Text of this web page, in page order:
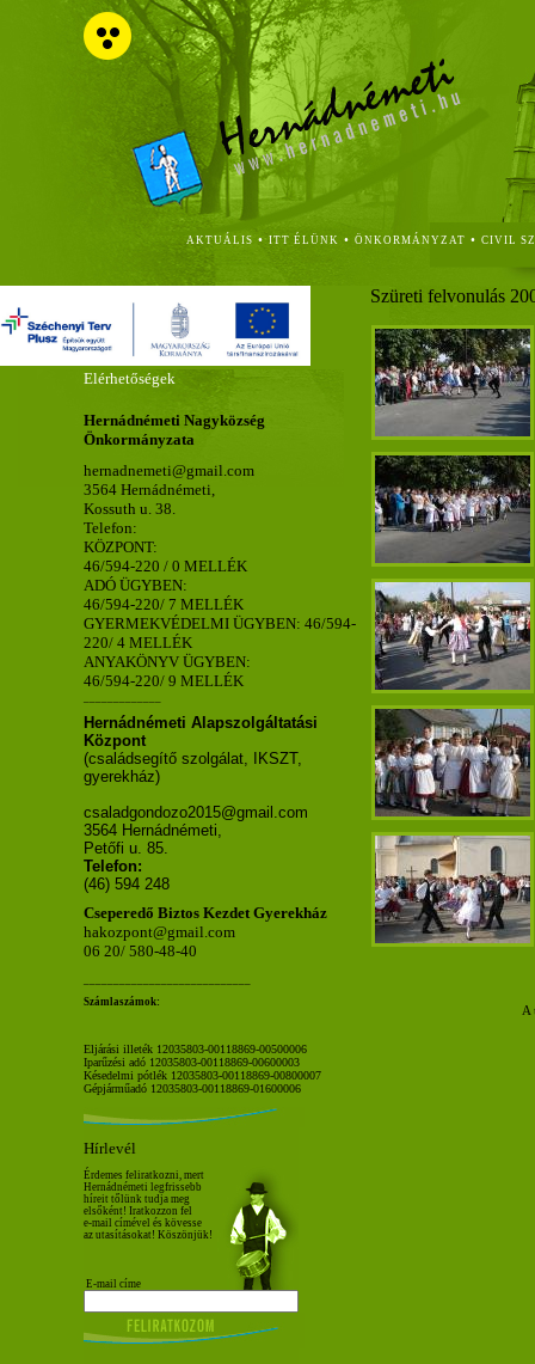
AKTUÁLIS • ITT ÉLÜNK • ÖNKORMÁNYZAT • CIVIL
Elérhetőségek
Hernádnémeti Nagyközség
Önkormányzata
hernadnemeti@gmail.com
3564 Hernádnémeti,
Kossuth u. 38.
Telefon:
KÖZPONT:
46/594-220 / 0 MELLÉK
ADÓ ÜGYBEN:
46/594-220/ 7 MELLÉK
GYERMEKVÉDELMI ÜGYBEN: 46/594-
220/ 4 MELLÉK
ANYAKÖNYV ÜGYBEN:
46/594-220/ 9 MELLÉK
Hernádnémeti Alapszolgáltatási
Központ
(családsegítő szolgálat, IKSZT,
gyerekház)
csaladgondozo2015@gmail.com
3564 Hernádnémeti,
Petőfi u. 85.
Telefon:
(46) 594 248
Cseperedő Biztos Kezdet Gyerekház
hakozpont@gmail.com
06 20/ 580-48-40
Számlaszámok:
Eljárási illeték 12035803-00118869-00500006
Iparűzési adó 12035803-00118869-00600003
Késedelmi pótlék 12035803-00118869-00800007
Gépjárműadó 12035803-00118869-01600006
Hírlevél
Érdemes feliratkozni, mert
Hernádnémeti legfrissebb
híreit tőlünk tudja meg
elsőként! Iratkozzon fel
e-mail címével és kövesse
az utasításokat! Köszönjük!
E-mail címe
Szüreti felvonulás
A